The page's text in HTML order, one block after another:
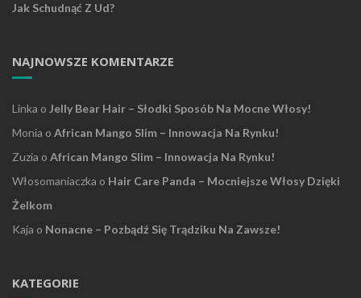
Jak Schudnąć Z Ud?
NAJNOWSZE KOMENTARZE
Linka o Jelly Bear Hair – Słodki Sposób Na Mocne Włosy!
Monia o African Mango Slim – Innowacja Na Rynku!
Zuzia o African Mango Slim – Innowacja Na Rynku!
Włosomaniaczka o Hair Care Panda – Mocniejsze Włosy Dzięki
Żelkom
Kaja o Nonacne – Pozbądź Się Trądziku Na Zawsze!
KATEGORIE